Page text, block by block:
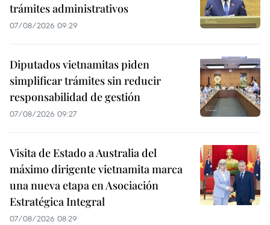
trámites administrativos
07/08/2026 09:29
Diputados vietnamitas piden
simplificar trámites sin reducir
responsabilidad de gestión
07/08/2026 09:27
Visita de Estado a Australia del
máximo dirigente vietnamita marca
una nueva etapa en Asociación
Estratégica Integral
07/08/2026 08:29